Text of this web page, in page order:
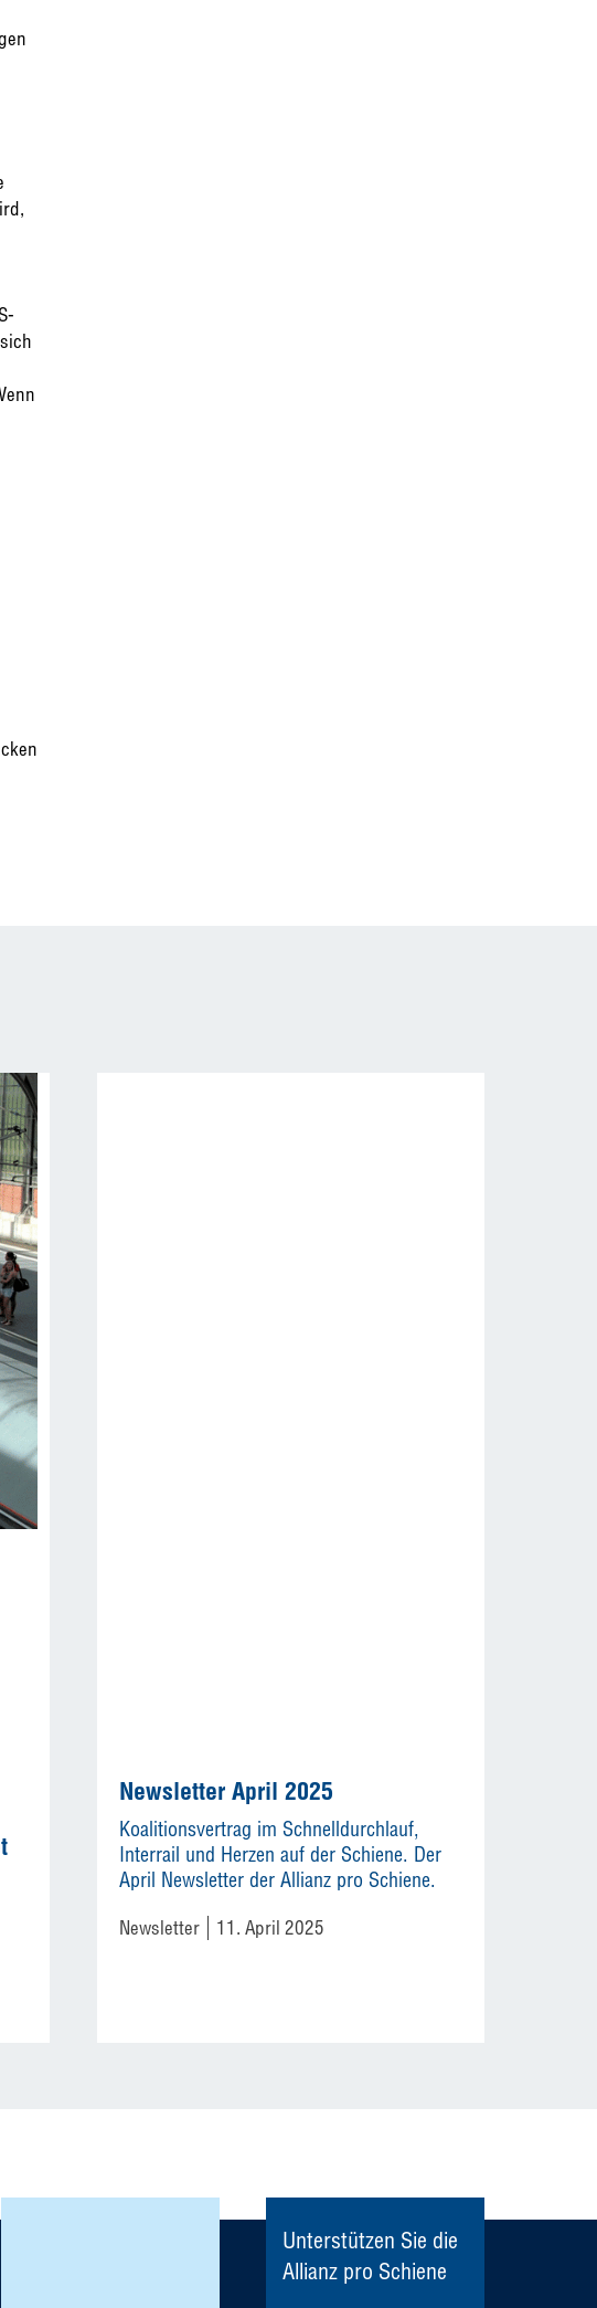
Newsletter April 2025
Koalitionsvertrag im Schnelldurchlauf,
Interrail und Herzen auf der Schiene. Der
April Newsletter der Allianz pro Schiene.
Newsletter 11. April 2025
Unterstützen Sie die
Allianz pro Schiene